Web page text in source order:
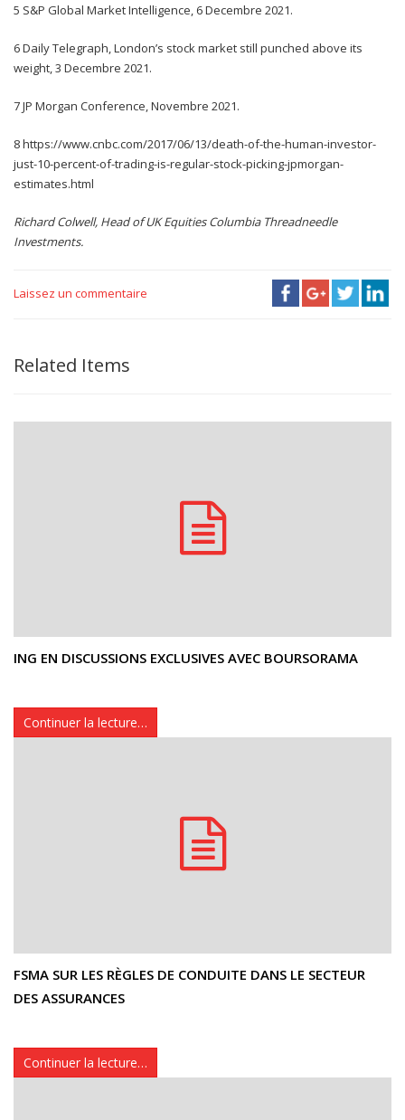
5 S&P Global Market Intelligence, 6 Decembre 2021.
6 Daily Telegraph, London’s stock market still punched above its
weight, 3 Decembre 2021.
7 JP Morgan Conference, Novembre 2021.
8 https://www.cnbc.com/2017/06/13/death-of-the-human-investor-
just-10-percent-of-trading-is-regular-stock-picking-jpmorgan-
estimates.html
Richard Colwell, Head of UK Equities Columbia Threadneedle
Investments.
Laissez un commentaire
Related Items
ING EN DISCUSSIONS EXCLUSIVES AVEC BOURSORAMA
Continuer la lecture…
FSMA SUR LES RÈGLES DE CONDUITE DANS LE SECTEUR
DES ASSURANCES
Continuer la lecture…